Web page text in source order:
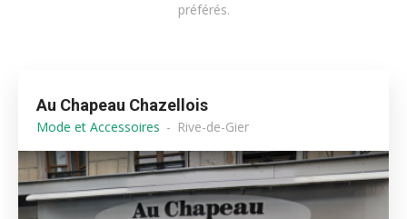
préférés.
Au Chapeau Chazellois
Mode et Accessoires Rive-de-Gier